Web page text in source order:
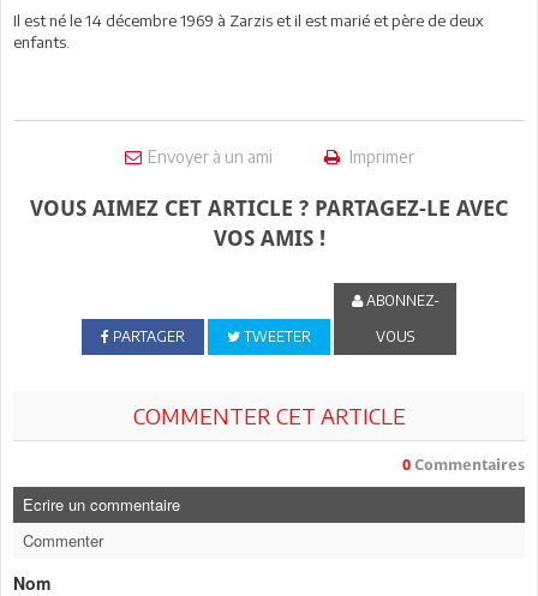
Il est né le 14 décembre 1969 à Zarzis et il est marié et père de deux
enfants.
Envoyer à un ami Imprimer
VOUS AIMEZ CET ARTICLE ? PARTAGEZ-LE AVEC
VOS AMIS !
PARTAGER TWEETER
ABONNEZ-
VOUS
COMMENTER CET ARTICLE
0 Commentaires
Ecrire un commentaire
Commenter
Nom